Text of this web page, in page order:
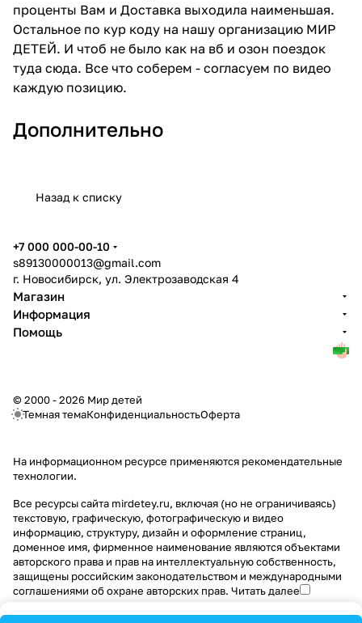
проценты Вам и Доставка выходила наименьшая.
Остальное по кур коду на нашу организацию МИР
ДЕТЕЙ. И чтоб не было как на вб и озон поездок
туда сюда. Все что соберем - согласуем по видео
каждую позицию.
Дополнительно
Назад к списку
+7 000 000-00-10
s89130000013@gmail.com
г. Новосибирск, ул. Электрозаводская 4
Магазин
Информация
Помощь
© 2000 - 2026 Мир детей
Темная темаКонфиденциальностьОферта
На информационном ресурсе применяются рекомендательные
технологии.
Все ресурсы сайта mirdetey.ru, включая (но не ограничиваясь)
текстовую, графическую, фотографическую и видео
информацию, структуру, дизайн и оформление страниц,
доменное имя, фирменное наименование являются объектами
авторского права и прав на интеллектуальную собственность,
защищены российским законодательством и международными
соглашениями об охране авторских прав. Читать далее